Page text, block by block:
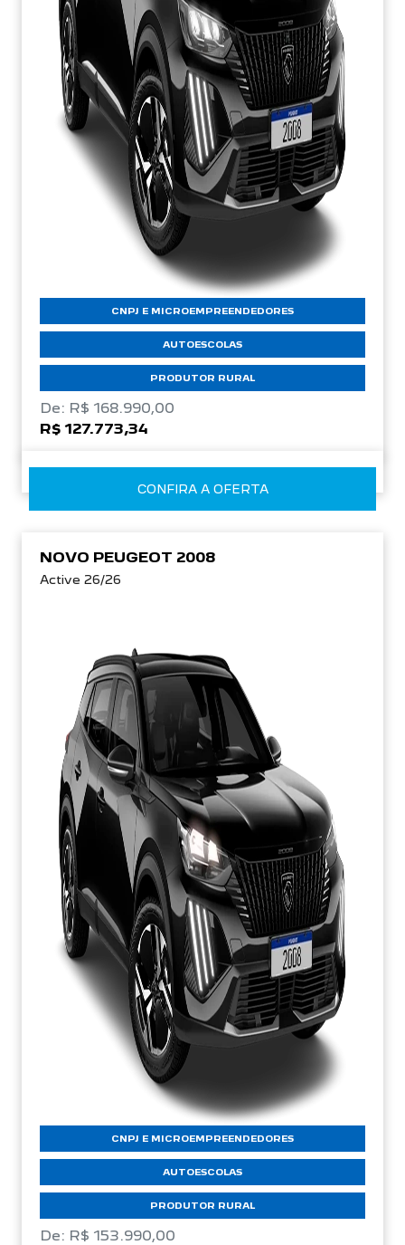
CNPJ E MICROEMPREENDEDORES
AUTOESCOLAS
PRODUTOR RURAL
De: R$ 168.990,00
R$ 127.773,34
CONFIRA A OFERTA
NOVO PEUGEOT 2008
Active 26/26
CNPJ E MICROEMPREENDEDORES
AUTOESCOLAS
PRODUTOR RURAL
De: R$ 153.990,00